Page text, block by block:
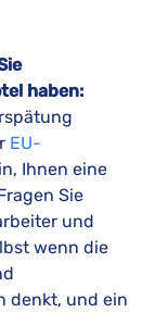
haben:
EU-
Ihnen eine
Sie
und
wenn die
denkt, und ein